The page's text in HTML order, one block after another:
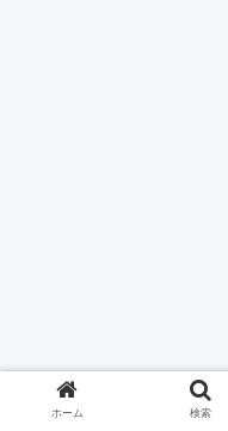
ホーム 検索